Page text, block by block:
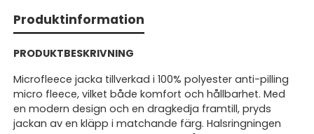
Produktinformation
PRODUKTBESKRIVNING
Microfleece jacka tillverkad i 100% polyester anti-pilling
micro fleece, vilket både komfort och hållbarhet. Med
en modern design och en dragkedja framtill, pryds
jackan av en kläpp i matchande färg. Halsringningen